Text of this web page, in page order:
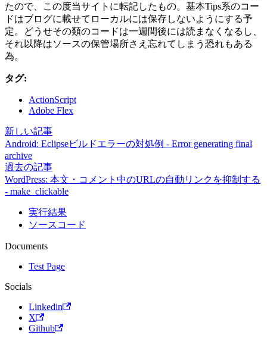
たので、この度当サイトに転記したもの。基本Tips系のコー
ドはブログに載せてローカルには保存しないようにする予
定。どうせその類のコードは一週間後には読まなくなるし、
それ以降はソースの保管場所さえ忘れてしまう恐れもある
為。
タグ:
ActionScript
Adobe Flex
新しい記事
Android: Eclipseビルドエラーの対処例 - Error generating final
archive
過去の記事
WordPress: 本文・コメント中のURLの自動リンクを抑制する
- make_clickable
実行結果
ソースコード
Documents
Test Page
Socials
Linkedin
X
Github